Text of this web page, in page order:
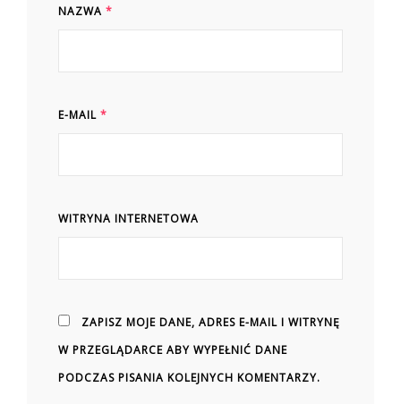
NAZWA *
E-MAIL *
WITRYNA INTERNETOWA
ZAPISZ MOJE DANE, ADRES E-MAIL I WITRYNĘ
W PRZEGLĄDARCE ABY WYPEŁNIĆ DANE
PODCZAS PISANIA KOLEJNYCH KOMENTARZY.